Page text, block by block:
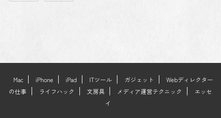
Mac iPhone iPad ITツール ガジェット
Webディレクター
の仕事
ライフハック 文房具 メディア運営テクニック
エッセ
イ